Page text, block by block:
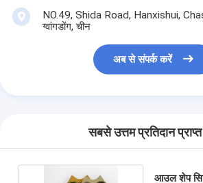
NO.49, Shida Road, Hanxishui,
ग्वांगडोंग, चीन
अब से संपर्क करें
सबसे उत्तम प्रतिदान
आउल शेप